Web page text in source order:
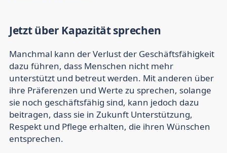
Jetzt über Kapazität sprechen
Manchmal kann der Verlust der Geschäftsfähigkeit
dazu führen, dass Menschen nicht mehr
unterstützt und betreut werden. Mit anderen über
ihre Präferenzen und Werte zu sprechen, solange
sie noch geschäftsfähig sind, kann jedoch dazu
beitragen, dass sie in Zukunft Unterstützung,
Respekt und Pflege erhalten, die ihren Wünschen
entsprechen.